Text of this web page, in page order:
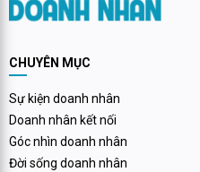
CHUYÊN MỤC
Sự kiện doanh nhân
Doanh nhân kết nối
Góc nhìn doanh nhân
Đời sống doanh nhân